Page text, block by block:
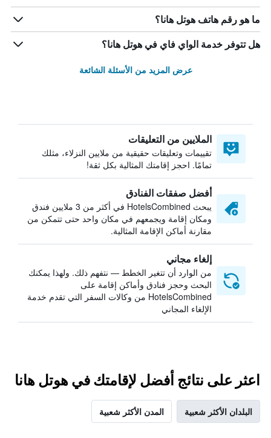
ما هو رقم هاتف هوتل هانا؟
هل تتوفر خدمة الواي فاي في هوتل هانا؟
عرض المزيد من الأسئلة الشائعة
الملايين من التعليقات
تقييمات وتعليقات حقيقية من ملايين النزلاء، مثلك
تمامًا. احجز إقامتك المثالية بكل ثقة!
أفضل صفقات الفنادق
يبحث HotelsCombined في أكثر من 3 ملايين فندق
ومكان إقامة ويجمعهم في مكان واحد حتى تتمكن من
مقارنة أماكن الإقامة المثالية.
إلغاء مجاني
من الوارد أن تتغير الخطط — نتفهم ذلك. ولهذا يمكنك
البحث وحجز فنادق وأماكن إقامة على
HotelsCombined من وكالات السفر التي تقدم خدمة
الإلغاء المجاني
اعثر على نتائج أفضل لإقامتك في هوتل هانا
البلدان الأكثر شعبية المدن الأكثر شعبية